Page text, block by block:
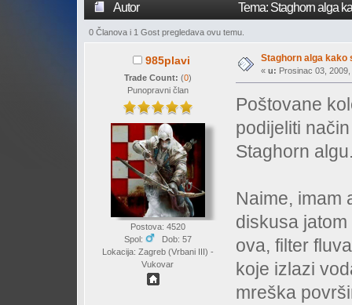
Autor Tema: Staghorn alga
0 Članova i 1 Gost pregledava ovu temu.
985plavi
Trade Count: (0)
Punopravni član
Postova: 4520
Spol:
Dob: 57
Lokacija: Zagreb (Vrbani III) -
Vukovar
Staghorn alga kako
« u: Prosinac 03,
Poštovane
podijeliti
Staghorn
Naime, imam
diskusa
ova, filter
koje izlazi
mreška